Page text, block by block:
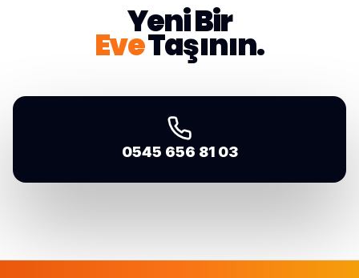
Yeni Bir
EveTaşının.
0545 656 81 03